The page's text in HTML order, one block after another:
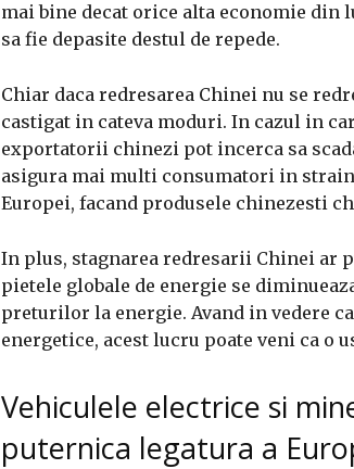
mai bine decat orice alta economie din
sa fie depasite destul de repede.
Chiar daca redresarea Chinei nu se
castigat in cateva moduri. In cazul in
exportatorii chinezi pot incerca sa
asigura mai multi consumatori in
Europei, facand produsele chinezesti
In plus, stagnarea redresarii Chinei ar
pietele globale de energie se
preturilor la energie. Avand in vedere
energetice, acest lucru poate veni ca o
Vehiculele electrice si
puternica legatura a